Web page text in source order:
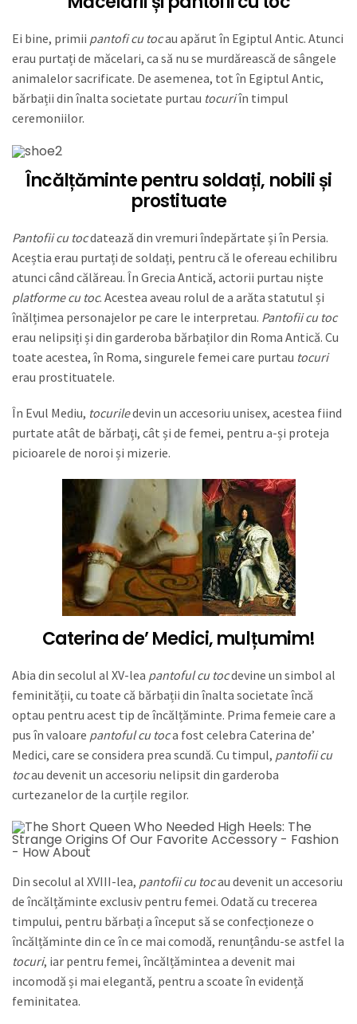
Ei bine, primii pantofi cu tocau apărut în Egiptul Antic. Atunci
erau purtați de măcelari, ca să nu se murdărească de sângele
animalelor sacrificate. De asemenea, tot în Egiptul Antic,
bărbații din înalta societate purtau tocuriîn timpul
ceremoniilor.
Încălțăminte pentru soldați, nobili și
prostituate
Pantofii cu tocdatează din vremuri îndepărtate și în Persia.
Aceștia erau purtați de soldați, pentru că le ofereau echilibru
atunci când călăreau. În Grecia Antică, actorii purtau niște
platforme cu toc. Acestea aveau rolul de a arăta statutul și
înălțimea personajelor pe care le interpretau. Pantofii cu toc
erau nelipsiți și din garderoba bărbaților din Roma Antică. Cu
toate acestea, în Roma, singurele femei care purtau tocuri
erau prostituatele.
În Evul Mediu, tocuriledevin un accesoriu unisex, acestea fiind
purtate atât de bărbați, cât și de femei, pentru a-și proteja
picioarele de noroi și mizerie.
Caterina de’ Medici, mulțumim!
Abia din secolul al XV-lea pantoful cu tocdevine un simbol al
feminității, cu toate că bărbații din înalta societate încă
optau pentru acest tip de încălțăminte. Prima femeie care a
pus în valoare pantoful cu toca fost celebra Caterina de’
Medici, care se considera prea scundă. Cu timpul, pantofii cu
tocau devenit un accesoriu nelipsit din garderoba
curtezanelor de la curțile regilor.
Din secolul al XVIII-lea, pantofii cu tocau devenit un accesoriu
de încălțăminte exclusiv pentru femei. Odată cu trecerea
timpului, pentru bărbați a început să se confecționeze o
încălțăminte din ce în ce mai comodă, renunțându-se astfel la
tocuri, iar pentru femei, încălțămintea a devenit mai
incomodă și mai elegantă, pentru a scoate în evidență
feminitatea.